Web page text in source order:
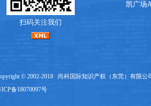
扫码关注我们
凯广场
© 2002-2018 尚科国际知识产权（东莞）有限公
ICP备18070097号